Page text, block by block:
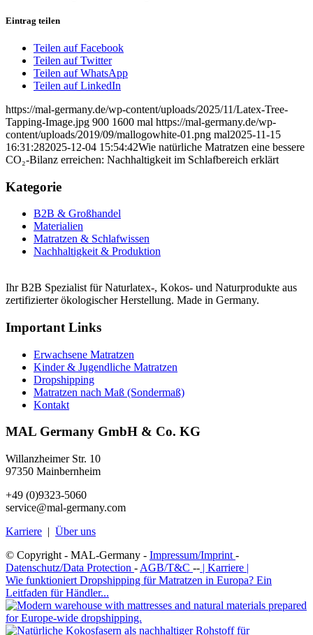
Eintrag teilen
Teilen auf Facebook
Teilen auf Twitter
Teilen auf WhatsApp
Teilen auf LinkedIn
https://mal-germany.de/wp-content/uploads/2025/11/Latex-Tree-
Tapping-Image.jpg 900 1600 mal https://mal-germany.de/wp-
content/uploads/2019/09/mallogowhite-01.png mal2025-11-15
16:31:282025-12-04 15:54:42Wie natürliche Matratzen eine bessere
CO₂-Bilanz erreichen: Nachhaltigkeit im Schlafbereich erklärt
Kategorie
B2B & Großhandel
Materialien
Matratzen & Schlafwissen
Nachhaltigkeit & Produktion
Ihr B2B Spezialist für Naturlatex-, Kokos- und Naturprodukte aus
zertifizierter ökologischer Herstellung. Made in Germany.
Important Links
Erwachsene Matratzen
Kinder & Jugendliche Matratzen
Dropshipping
Matratzen nach Maß (Sondermaß)
Kontakt
MAL Germany GmbH & Co. KG
Willanzheimer Str. 10
97350 Mainbernheim
+49 (0)9323-5060
service@mal-germany.com
Karriere | Über uns
© Copyright - MAL-Germany - Impressum/Imprint -
Datenschutz/Data Protection - AGB/T&C -- | Karriere |
Wie funktioniert Dropshipping für Matratzen in Europa? Ein
Leitfaden für Händler...